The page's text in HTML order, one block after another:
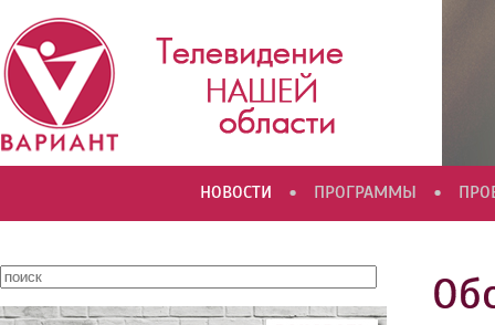
НОВОСТИ • ПРОГРАММЫ •